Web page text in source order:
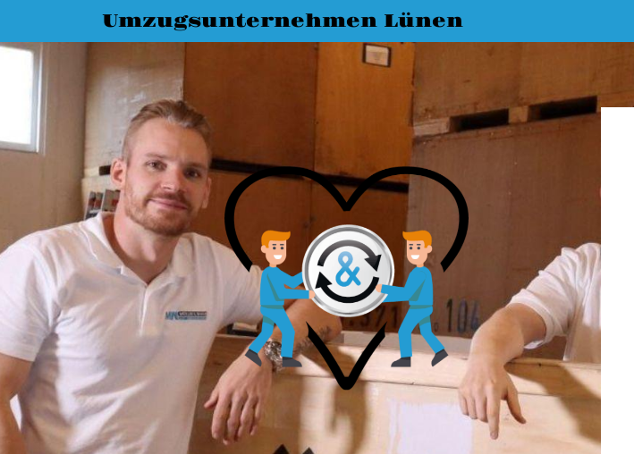
Umzugsunternehmen Lünen